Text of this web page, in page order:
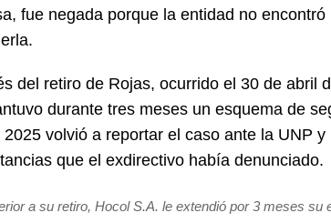
fue negada porque la entidad no
del retiro de Rojas, ocurrido el 30 de abril
durante tres meses un esquema de
2025 volvió a reportar el caso ante la UNP
que el exdirectivo había denunciado.
a su retiro, Hocol S.A. le extendió por 3 meses su